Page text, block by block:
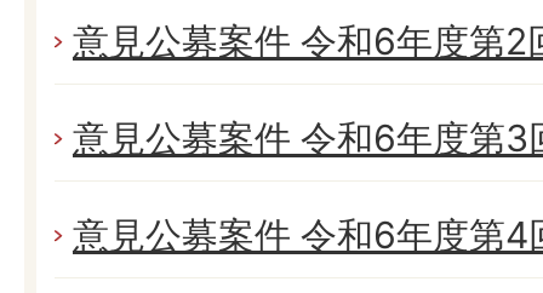
意見公募案件 令和6年度第
意見公募案件 令和6年度第
意見公募案件 令和6年度第